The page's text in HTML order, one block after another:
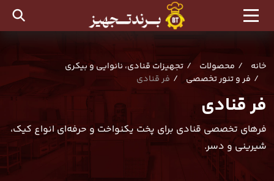
خانه محصولات
تجهیزات قنادی، نانوایی و بیکری
فر و تنور تخصصی
فر قنادی
فر قنادی
فرهای تخصصی قنادی برای پخت یکنواخت و حرفه‌ای انواع کیک،
شیرینی و دسر.